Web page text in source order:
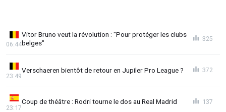
Vitor Bruno veut la révolution : "Pour protéger les clubs
belges"
06:44
325
Verschaeren bientôt de retour en Jupiler Pro League ?
23:49
372
Coup de théâtre : Rodri tourne le dos au Real Madrid
23:17
137